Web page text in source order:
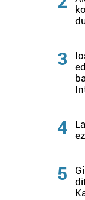
3
4
5